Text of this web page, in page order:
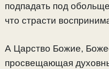
подпадать под
что страсти
А Царство Божие,
просвещающая